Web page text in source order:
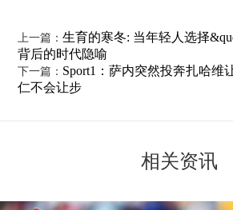
上一篇：生育的寒冬: 当年轻人选择
背后的时代隐喻
下一篇： Sport1：萨内突然投奔扎哈维
仁不会让步
相关资讯